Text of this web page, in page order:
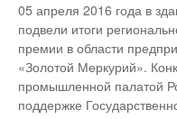
05 апреля 2016 года в
подвели итоги
премии в области
«Золотой Меркурий».
промышленной палатой
поддержке